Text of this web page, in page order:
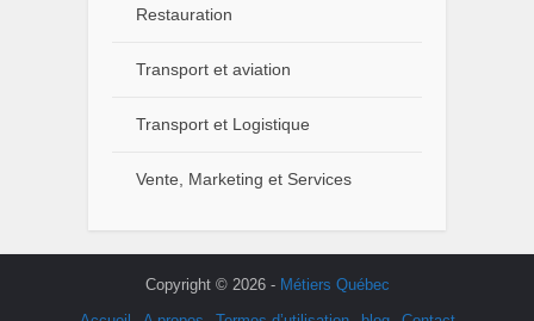
Restauration
Transport et aviation
Transport et Logistique
Vente, Marketing et Services
Copyright © 2026 - Métiers Québec